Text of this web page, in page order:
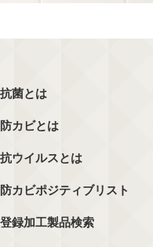
抗菌とは
防カビとは
抗ウイルスとは
防カビポジティブリスト
登録加工製品検索